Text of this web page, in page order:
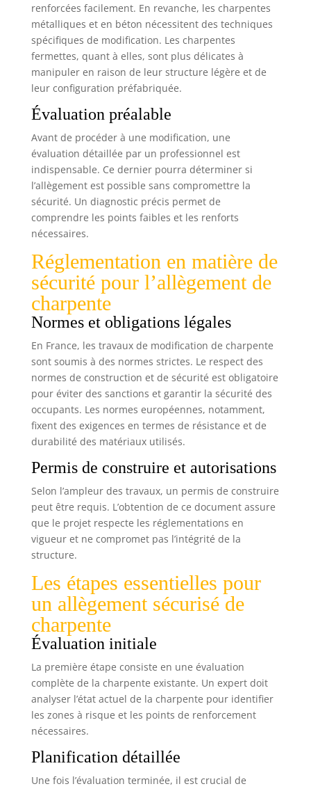
renforcées facilement. En revanche, les charpentes
métalliques et en béton nécessitent des techniques
spécifiques de modification. Les charpentes
fermettes, quant à elles, sont plus délicates à
manipuler en raison de leur structure légère et de
leur configuration préfabriquée.
Évaluation préalable
Avant de procéder à une modification, une
évaluation détaillée par un professionnel est
indispensable. Ce dernier pourra déterminer si
l’allègement est possible sans compromettre la
sécurité. Un diagnostic précis permet de
comprendre les points faibles et les renforts
nécessaires.
Réglementation en matière de
sécurité pour l’allègement de
charpente
Normes et obligations légales
En France, les travaux de modification de charpente
sont soumis à des normes strictes. Le respect des
normes de construction et de sécurité est obligatoire
pour éviter des sanctions et garantir la sécurité des
occupants. Les normes européennes, notamment,
fixent des exigences en termes de résistance et de
durabilité des matériaux utilisés.
Permis de construire et autorisations
Selon l’ampleur des travaux, un permis de construire
peut être requis. L’obtention de ce document assure
que le projet respecte les réglementations en
vigueur et ne compromet pas l’intégrité de la
structure.
Les étapes essentielles pour
un allègement sécurisé de
charpente
Évaluation initiale
La première étape consiste en une évaluation
complète de la charpente existante. Un expert doit
analyser l’état actuel de la charpente pour identifier
les zones à risque et les points de renforcement
nécessaires.
Planification détaillée
Une fois l’évaluation terminée, il est crucial de